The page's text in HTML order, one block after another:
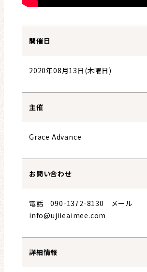
開催日
2020年08月13日(木曜日)
主催
Grace Advance
お問い合わせ
電話 090-1372-8130 メール
info@ujiieaimee.com
詳細情報